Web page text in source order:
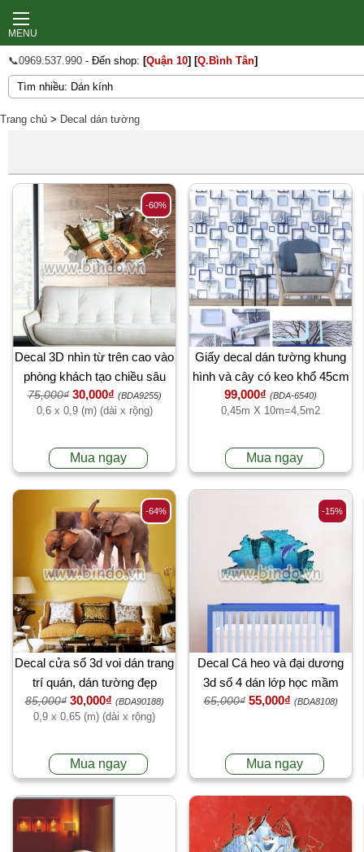
MENU
📞0969.537.990 - Đến shop: [Quận 10] [Q.Bình Tân]
Trang chủ > Decal dán tường
-60%
Decal 3D nhìn từ trên cao vào
phòng khách tạo chiều sâu
75,000₫ 30,000₫ (BDA9255)
0,6 x 0,9 (m) (dài x rộng)
Mua ngay
Giấy decal dán tường khung
hình và cây có keo khổ 45cm
x 10 mét
99,000₫ (BDA-6540)
0,45m X 10m=4,5m2
Mua ngay
-64%
Decal cửa sổ 3d voi dán trang
trí quán, dán tường đẹp
85,000₫ 30,000₫ (BDA90188)
0,9 x 0,65 (m) (dài x rộng)
Mua ngay
-15%
Decal Cá heo và đại dương
3d số 4 dán lớp học mầm
non, kiểu hàn quốc, đẹp tại
65,000₫ 55,000₫ (BDA8108)
Mua ngay